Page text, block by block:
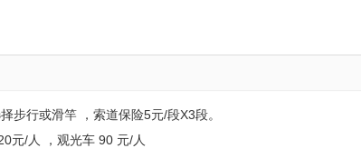
步行或滑竿 ，索道保险5元/段X3段。
元/人 ，观光车 90 元/人